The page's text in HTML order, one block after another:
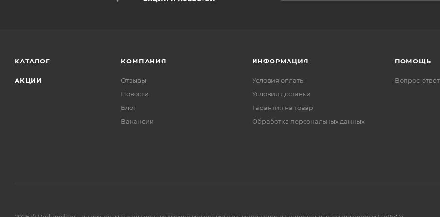
КАТАЛОГ
АКЦИИ
КОМПАНИЯ
Отзывы
Новости
Блог
Вакансии
ИНФОРМАЦИЯ
Условия оплаты
Условия доставки
Гарантия на товар
Обработка персональных данных
ПОМОЩЬ
Вопрос-ответ